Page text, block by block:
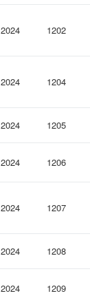
2024 1202
2024 1204
2024 1205
2024 1206
2024 1207
2024 1208
2024 1209